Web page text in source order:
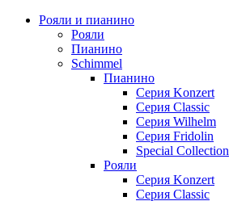
Рояли и пианино
Рояли
Пианино
Schimmel
Пианино
Серия Konzert
Серия Classic
Серия Wilhelm
Серия Fridolin
Special Collection
Рояли
Серия Konzert
Серия Classic